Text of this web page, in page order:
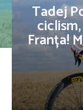
Tadej
Franța!